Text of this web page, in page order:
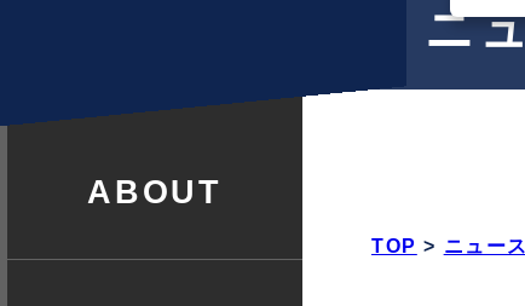
クラブ紹介
ニ
TOP > ニュース